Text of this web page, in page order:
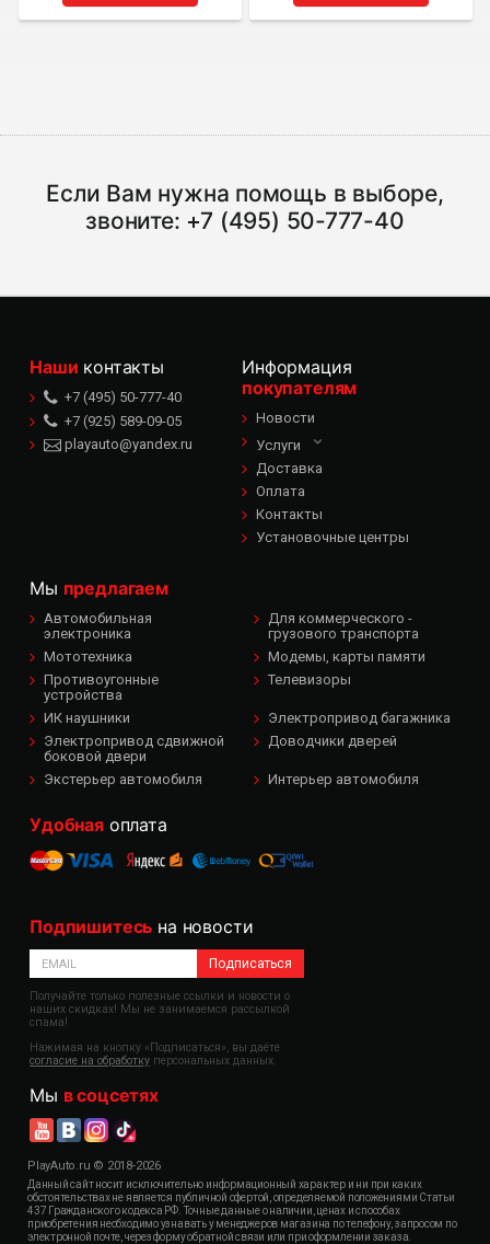
Если Вам нужна помощь в выборе,
звоните: +7 (495) 50-777-40
Наши контакты
+7 (495) 50-777-40
+7 (925) 589-09-05
playauto@yandex.ru
Информация
покупателям
Новости
Услуги
Доставка
Оплата
Контакты
Установочные центры
Мы предлагаем
Автомобильная
электроника
Для коммерческого -
грузового транспорта
Мототехника
Модемы, карты памяти
Противоугонные
устройства
Телевизоры
ИК наушники
Электропривод багажника
Электропривод сдвижной
боковой двери
Доводчики дверей
Экстерьер автомобиля Интерьер автомобиля
Удобнаяоплата
Подпишитесь на новости
Подписаться
Получайте только полезные ссылки и новости о
наших скидках! Мы не занимаемся рассылкой
спама!
Нажимая на кнопку «Подписаться», вы даёте
согласие на обработку персональных данных.
Мы в соцсетях
PlayAuto.ru © 2018-2026
Данный сайт носит исключительно информационный характер и ни при каких
обстоятельствах не является публичной офертой, определяемой положениями Статьи
437 Гражданского кодекса РФ. Точные данные о наличии, ценах и способах
приобретения необходимо узнавать у менеджеров магазина по телефону, запросом по
электронной почте, через форму обратной связи или при оформлении заказа.